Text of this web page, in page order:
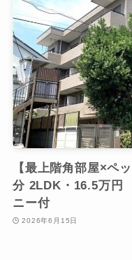
【最上階角部屋×ペ
分 2LDK・16.5万円
ニー付
2026年6月15日